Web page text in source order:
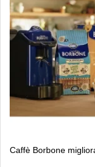
Caffè Borbone